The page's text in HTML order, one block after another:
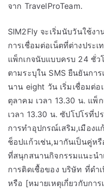
จาก TravelProTeam.
SIM2Fly จะเริ่มนับวันใช้ง
การเชื่อมต่อเน็ตที่ต่างประเ
แพ็กเกจนับแบบครบ 24 ชั่ว
ตามระบุใน SMS ยืนยันการ
นาน eight วัน เริ่มเชื่อมต่
ตุลาคม เวลา 13.30 น. แพ็
เวลา 13.30 น. ซัปโปโรที่ป
การทำอุปกรณ์เสริม,เมือง
ช็อปแก้วเช่น,มากันเป็นคู่ห
ที่สนุกสนานกิจกรรมแนะน
การติดเชื้อของ บริษัท ที่ดำ
หรือ [หมายเหตุเกี่ยวกับกา